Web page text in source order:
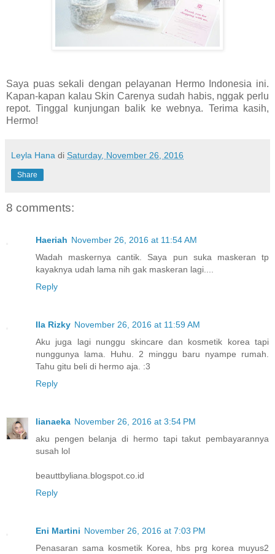
Saya puas sekali dengan pelayanan Hermo Indonesia ini.
Kapan-kapan kalau Skin Carenya sudah habis, nggak perlu
repot. Tinggal kunjungan balik ke webnya. Terima kasih,
Hermo!
Leyla Hana di Saturday, November 26, 2016
Share
8 comments:
Haeriah November 26, 2016 at 11:54 AM
Wadah maskernya cantik. Saya pun suka maskeran tp
kayaknya udah lama nih gak maskeran lagi....
Reply
Ila Rizky November 26, 2016 at 11:59 AM
Aku juga lagi nunggu skincare dan kosmetik korea tapi
nunggunya lama. Huhu. 2 minggu baru nyampe rumah.
Tahu gitu beli di hermo aja. :3
Reply
lianaeka November 26, 2016 at 3:54 PM
aku pengen belanja di hermo tapi takut pembayarannya
susah lol
beauttbyliana.blogspot.co.id
Reply
Eni Martini November 26, 2016 at 7:03 PM
Penasaran sama kosmetik Korea, hbs prg korea muyus2